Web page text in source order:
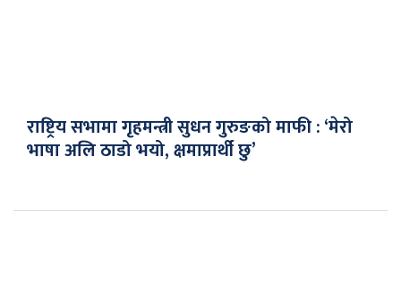
राष्ट्रिय सभामा गृहमन्त्री सुधन गुरुङको माफी : ‘मेरो
भाषा अलि ठाडो भयो, क्षमाप्रार्थी छु’